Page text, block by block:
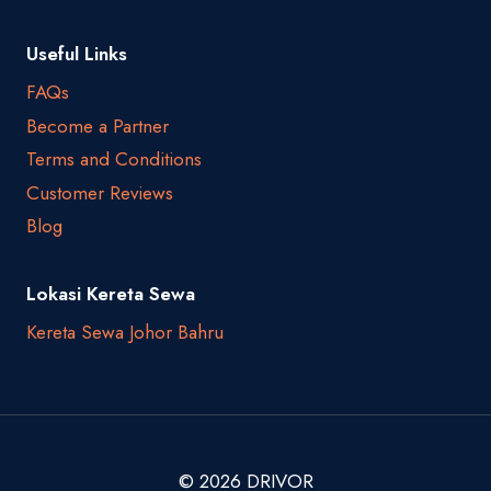
Useful Links
FAQs
Become a Partner
Terms and Conditions
Customer Reviews
Blog
Lokasi Kereta Sewa
Kereta Sewa Johor Bahru
© 2026 DRIVOR